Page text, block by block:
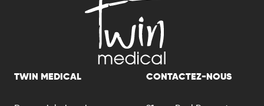
TWIN MEDICAL CONTACTEZ-NOUS